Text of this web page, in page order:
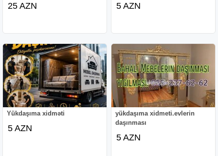
25 AZN 5 AZN
Yükdaşıma xidməti
5 AZN
yükdaşıma xidmeti.evlerin
daşınması
5 AZN